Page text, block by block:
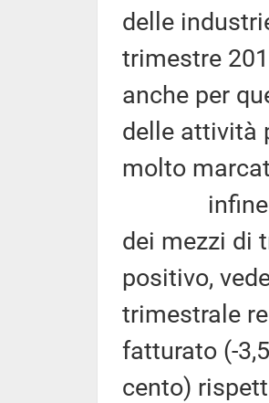
delle
trimestre
anche per
delle attività
molto
infine il
dei mezzi di
positivo,
trimestrale
fatturato (-
cento)